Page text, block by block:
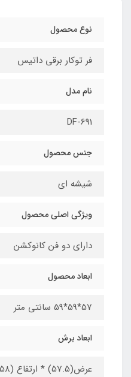
نوع محصول
فر توکار برقی داتیس
نام مدل
DF-691
جنس محصول
شیشه ای
ویژگی اصلی محصول
دارای دو فن کانوکشن
ابعاد محصول
57*59*59 سانتی متر
ابعاد برش
عرض(57.5) * ارتفاع (58)* عمق(57.5) سانتی متر